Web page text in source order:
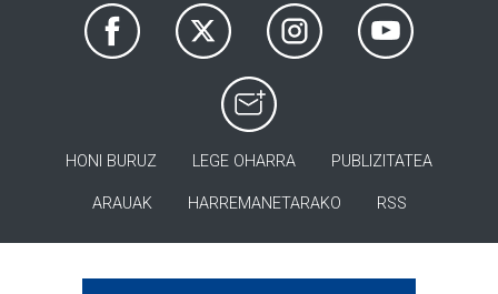
HONI BURUZ LEGE OHARRA PUBLIZITATEA
ARAUAK HARREMANETARAKO RSS